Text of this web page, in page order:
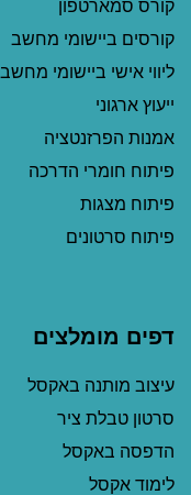
קורס סמארטפון
קורסים ביישומי מחשב
ליווי אישי ביישומי מחשב
ייעוץ ארגוני
אמנות הפרזנטציה
פיתוח חומרי הדרכה
פיתוח מצגות
פיתוח סרטונים
דפים מומלצים
עיצוב מותנה באקסל
סרטון טבלת ציר
הדפסה באקסל
לימוד אקסל